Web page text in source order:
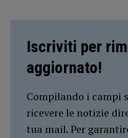
Iscriviti per
aggiornato!
Compilando i campi
ricevere le notizie
tua mail. Per